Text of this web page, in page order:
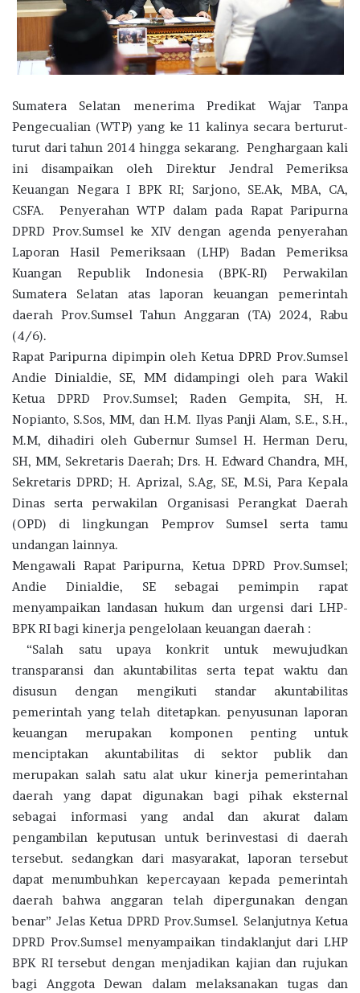
Sumatera Selatan menerima Predikat Wajar Tanpa
Pengecualian (WTP) yang ke 11 kalinya secara berturut-
turut dari tahun 2014 hingga sekarang. Penghargaan kali
ini disampaikan oleh Direktur Jendral Pemeriksa
Keuangan Negara I BPK RI; Sarjono, SE.Ak, MBA, CA,
CSFA. Penyerahan WTP dalam pada Rapat Paripurna
DPRD Prov.Sumsel ke XIV dengan agenda penyerahan
Laporan Hasil Pemeriksaan (LHP) Badan Pemeriksa
Kuangan Republik Indonesia (BPK-RI) Perwakilan
Sumatera Selatan atas laporan keuangan pemerintah
daerah Prov.Sumsel Tahun Anggaran (TA) 2024, Rabu
(4/6).
Rapat Paripurna dipimpin oleh Ketua DPRD Prov.Sumsel
Andie Dinialdie, SE, MM didampingi oleh para Wakil
Ketua DPRD Prov.Sumsel; Raden Gempita, SH, H.
Nopianto, S.Sos, MM, dan H.M. Ilyas Panji Alam, S.E., S.H.,
M.M, dihadiri oleh Gubernur Sumsel H. Herman Deru,
SH, MM, Sekretaris Daerah; Drs. H. Edward Chandra, MH,
Sekretaris DPRD; H. Aprizal, S.Ag, SE, M.Si, Para Kepala
Dinas serta perwakilan Organisasi Perangkat Daerah
(OPD) di lingkungan Pemprov Sumsel serta tamu
undangan lainnya.
Mengawali Rapat Paripurna, Ketua DPRD Prov.Sumsel;
Andie Dinialdie, SE sebagai pemimpin rapat
menyampaikan landasan hukum dan urgensi dari LHP-
BPK RI bagi kinerja pengelolaan keuangan daerah :
“Salah satu upaya konkrit untuk mewujudkan
transparansi dan akuntabilitas serta tepat waktu dan
disusun dengan mengikuti standar akuntabilitas
pemerintah yang telah ditetapkan. penyusunan laporan
keuangan merupakan komponen penting untuk
menciptakan akuntabilitas di sektor publik dan
merupakan salah satu alat ukur kinerja pemerintahan
daerah yang dapat digunakan bagi pihak eksternal
sebagai informasi yang andal dan akurat dalam
pengambilan keputusan untuk berinvestasi di daerah
tersebut. sedangkan dari masyarakat, laporan tersebut
dapat menumbuhkan kepercayaan kepada pemerintah
daerah bahwa anggaran telah dipergunakan dengan
benar” Jelas Ketua DPRD Prov.Sumsel. Selanjutnya Ketua
DPRD Prov.Sumsel menyampaikan tindaklanjut dari LHP
BPK RI tersebut dengan menjadikan kajian dan rujukan
bagi Anggota Dewan dalam melaksanakan tugas dan